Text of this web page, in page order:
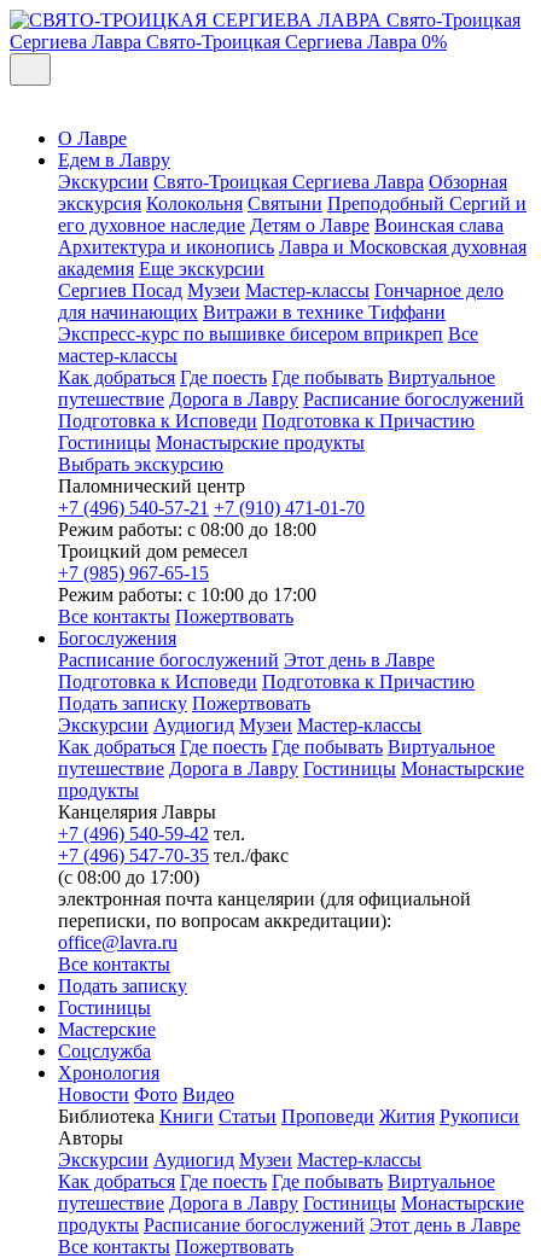
Свято-Троицкая
Сергиева Лавра Свято-Троицкая Сергиева Лавра 0%
О Лавре
Едем в Лавру
Экскурсии Свято-Троицкая Сергиева Лавра Обзорная
экскурсия Колокольня Святыни Преподобный Сергий и
его духовное наследие Детям о Лавре Воинская слава
Архитектура и иконопись Лавра и Московская духовная
академия Еще экскурсии
Сергиев Посад Музеи Мастер-классы Гончарное дело
для начинающих Витражи в технике Тиффани
Экспресс-курс по вышивке бисером вприкреп Все
мастер-классы
Как добраться Где поесть Где побывать Виртуальное
путешествие Дорога в Лавру Расписание богослужений
Подготовка к Исповеди Подготовка к Причастию
Гостиницы Монастырские продукты
Выбрать экскурсию
Паломнический центр
+7 (496) 540-57-21 +7 (910) 471-01-70
Режим работы: с 08:00 до 18:00
Троицкий дом ремесел
+7 (985) 967-65-15
Режим работы: с 10:00 до 17:00
Все контакты Пожертвовать
Богослужения
Расписание богослужений Этот день в Лавре
Подготовка к Исповеди Подготовка к Причастию
Подать записку Пожертвовать
Экскурсии Аудиогид Музеи Мастер-классы
Как добраться Где поесть Где побывать Виртуальное
путешествие Дорога в Лавру Гостиницы Монастырские
продукты
Канцелярия Лавры
+7 (496) 540-59-42 тел.
+7 (496) 547-70-35 тел./факс
(с 08:00 до 17:00)
электронная почта канцелярии (для официальной
переписки, по вопросам аккредитации):
office@lavra.ru
Все контакты
Подать записку
Гостиницы
Мастерские
Соцслужба
Хронология
Новости Фото Видео
Библиотека Книги Статьи Проповеди Жития Рукописи
Авторы
Экскурсии Аудиогид Музеи Мастер-классы
Как добраться Где поесть Где побывать Виртуальное
путешествие Дорога в Лавру Гостиницы Монастырские
продукты Расписание богослужений Этот день в Лавре
Все контакты Пожертвовать